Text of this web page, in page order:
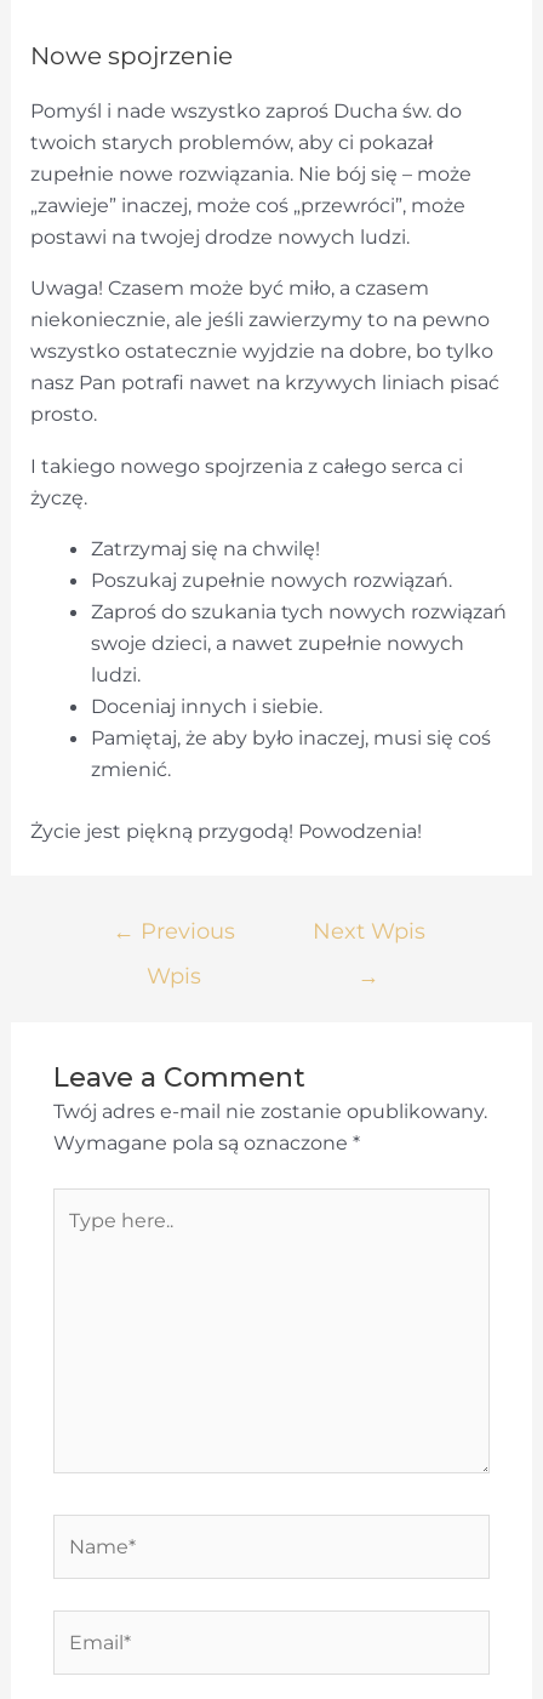
Nowe spojrzenie
Pomyśl i nade wszystko zaproś Ducha św. do
twoich starych problemów, aby ci pokazał
zupełnie nowe rozwiązania. Nie bój się – może
„zawieje” inaczej, może coś „przewróci”, może
postawi na twojej drodze nowych ludzi.
Uwaga! Czasem może być miło, a czasem
niekoniecznie, ale jeśli zawierzymy to na pewno
wszystko ostatecznie wyjdzie na dobre, bo tylko
nasz Pan potrafi nawet na krzywych liniach pisać
prosto.
I takiego nowego spojrzenia z całego serca ci
życzę.
Zatrzymaj się na chwilę!
Poszukaj zupełnie nowych rozwiązań.
Zaproś do szukania tych nowych rozwiązań
swoje dzieci, a nawet zupełnie nowych
ludzi.
Doceniaj innych i siebie.
Pamiętaj, że aby było inaczej, musi się coś
zmienić.
Życie jest piękną przygodą! Powodzenia!
Nawigacja
← Previous
Wpis
Next Wpis
→
Leave a Comment
Twój adres e-mail nie zostanie opublikowany.
Wymagane pola są oznaczone *
here..